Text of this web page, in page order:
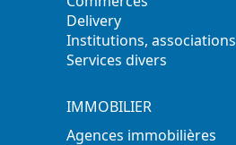
Delivery
Institutions, associations
Services divers
IMMOBILIER
Agences immobilières